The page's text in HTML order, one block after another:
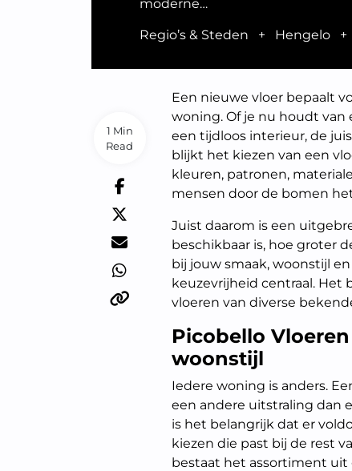
moderne…
Regio’s & Steden + Hengelo +
1 Min
Read
Een nieuwe vloer bepaalt
woning. Of je nu houdt van
een tijdloos interieur, de
blijkt het kiezen van een
kleuren, patronen,
mensen door de bomen
Juist daarom is een
beschikbaar is, hoe groter
bij jouw smaak, woonstijl
keuzevrijheid centraal. Het
vloeren van diverse
Picobello
woonstijl
Iedere woning is anders.
een andere uitstraling dan
is het belangrijk dat er
kiezen die past bij de rest
bestaat het assortiment uit